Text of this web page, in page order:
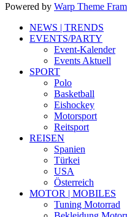
Powered by Warp Theme
NEWS | TRENDS
EVENTS/PARTY
Event-Kalender
Events Aktuell
SPORT
Polo
Basketball
Eishockey
Motorsport
Reitsport
REISEN
Spanien
Türkei
USA
Österreich
MOTOR | MOBILES
Tuning Motorrad